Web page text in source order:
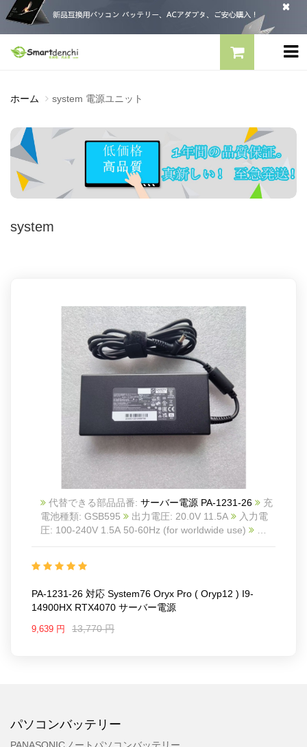
ホーム system 電源ユニット
system
代替できる部品品番: サーバー電源 PA-1231-26
充
電池種類: GSB595
出力電圧: 20.0V 11.5A
圧: 100-240V 1.5A 50-60Hz (for worldwide use)
カ
互換品番: PA-1231-26
MSI GS66 MS-16V3 Stealth 10UH-254US Gaming
laptop. MSI Stealth GS66 GS75
PA-1231-26 対応 System76 Oryx Pro ( Oryp12 ) I9-
14900HX RTX4070 サーバー電源
9,639 円 13,770 円
パソコンバッテリー